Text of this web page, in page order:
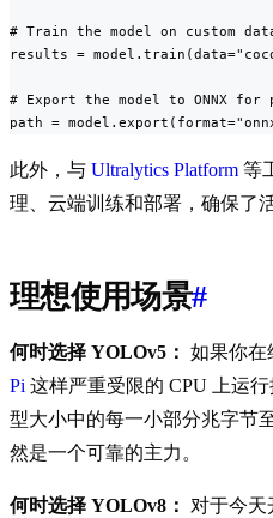
# Train the model on custom
results =
# Export the model to ONNX for
path =
此外，与 Ultralytics Platform 等
理、云端训练和部署，确保了
理想使用场景#
何时选择 YOLOv5： 如果你在
Pi 这样严重受限的 CPU 上运
型大小中的每一小部分兆字节
然是一个可靠的主力。
何时选择 YOLOv8：
对于今天